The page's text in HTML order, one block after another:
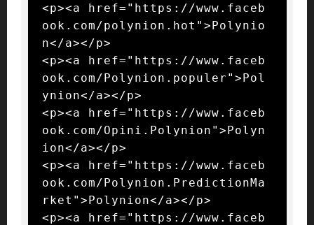
<p><a href="https://www.faceb
ook.com/polynion.hot">Polynio
n</a></p>
<p><a href="https://www.faceb
ook.com/Polynion.populer">Pol
ynion</a></p>
<p><a href="https://www.faceb
ook.com/Opini.Polynion">Polyn
ion</a></p>
<p><a href="https://www.faceb
ook.com/Polynion.PredictionMa
rket">Polynion</a></p>
<p><a href="https://www.faceb